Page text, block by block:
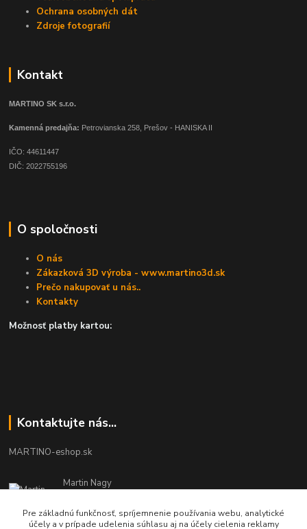
Ochrana osobných dát
Zdroje fotografií
Kontakt
MARTINO SK s.r.o.
Kamenná predajňa: Petrovianska 258, Prešov - HANISKA II
IČO: 44611447
DIČ: 2022755196
O spoločnosti
O nás
Zákazková 3D výroba - www.martino3d.sk
Prečo nakupovať u nás..
Kontakty
Možnosť platby kartou:
Kontaktujte nás...
MARTINO-eshop.sk
Martin Nagy
Pracovné dni - 08:00 - 16:00
Pre základnú funkčnosť, spríjemnenie používania webu, analytické
účely a v prípade udelenia súhlasu aj na účely cielenia reklamy